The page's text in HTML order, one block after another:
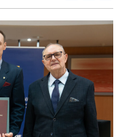
Facebook
Twitter